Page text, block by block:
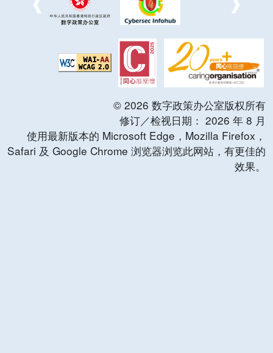
© 2026 数字政策办公室版权所有
修订／检视日期： 2026 年 8 月
使用最新版本的 Microsoft Edge，Mozilla Firefox，
Safari 及 Google Chrome 浏览器浏览此网站，有更佳的
效果。